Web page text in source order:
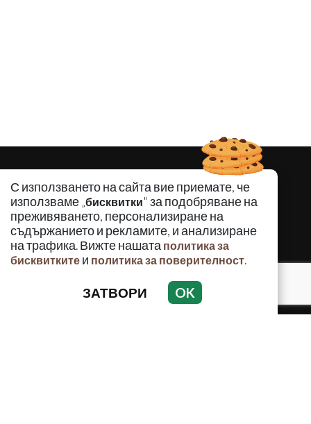
С използването на сайта вие приемате, че
използваме „бисквитки" за подобряване на
преживяването, персонализиране на
съдържанието и рекламите, и анализиране
на трафика. Вижте нашата политика за
бисквитките и политика за поверителност.
ЗАТВОРИ OK
КРИМИНАЛНО